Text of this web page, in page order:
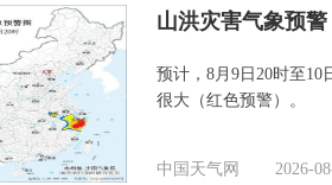
山洪灾害气象预
预计，8月9日20时至
很大（红色预警）。
中国天气网 2026-